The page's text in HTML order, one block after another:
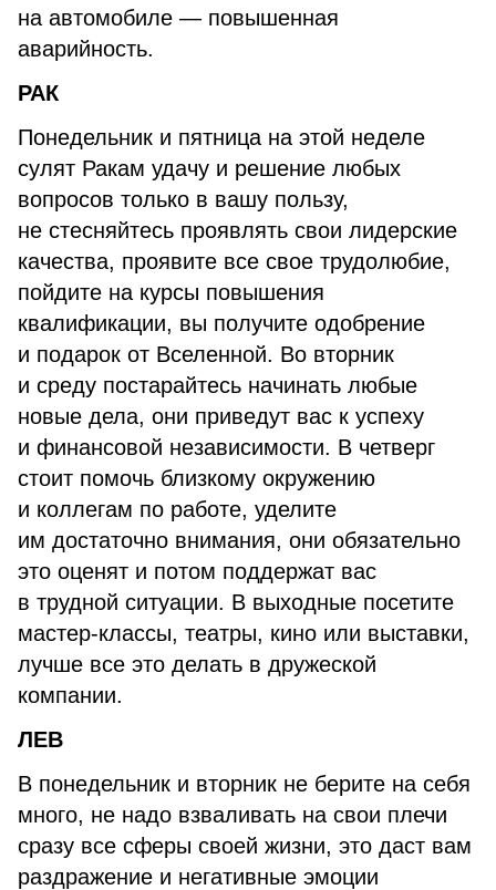
на автомобиле — повышенная
аварийность.
РАК
Понедельник и пятница на этой неделе
сулят Ракам удачу и решение любых
вопросов только в вашу пользу,
не стесняйтесь проявлять свои лидерские
качества, проявите все свое трудолюбие,
пойдите на курсы повышения
квалификации, вы получите одобрение
и подарок от Вселенной. Во вторник
и среду постарайтесь начинать любые
новые дела, они приведут вас к успеху
и финансовой независимости. В четверг
стоит помочь близкому окружению
и коллегам по работе, уделите
им достаточно внимания, они обязательно
это оценят и потом поддержат вас
в трудной ситуации. В выходные посетите
мастер-классы, театры, кино или выставки,
лучше все это делать в дружеской
компании.
ЛЕВ
В понедельник и вторник не берите на себя
много, не надо взваливать на свои плечи
сразу все сферы своей жизни, это даст вам
раздражение и негативные эмоции